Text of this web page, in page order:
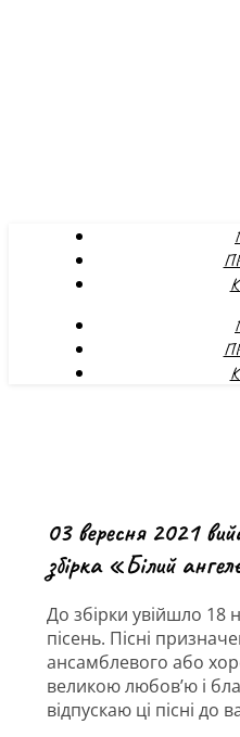
03 вересня 2021
збірка «Білий
До збірки увійшло 18
пісень. Пісні
ансамблевого або
великою любов’ю і
відпускаю ці пісні до